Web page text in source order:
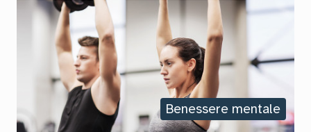
Benessere mentale